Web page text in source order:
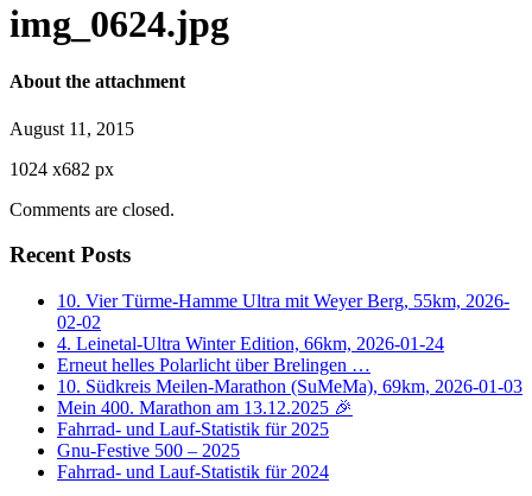
img_0624.jpg
About the attachment
August 11, 2015
1024 x682 px
Comments are closed.
Recent Posts
10. Vier Türme-Hamme Ultra mit Weyer Berg, 55km, 2026-
02-02
4. Leinetal-Ultra Winter Edition, 66km, 2026-01-24
Erneut helles Polarlicht über Brelingen …
10. Südkreis Meilen-Marathon (SuMeMa), 69km, 2026-01-03
Mein 400. Marathon am 13.12.2025 🎉
Fahrrad- und Lauf-Statistik für 2025
Gnu-Festive 500 – 2025
Fahrrad- und Lauf-Statistik für 2024